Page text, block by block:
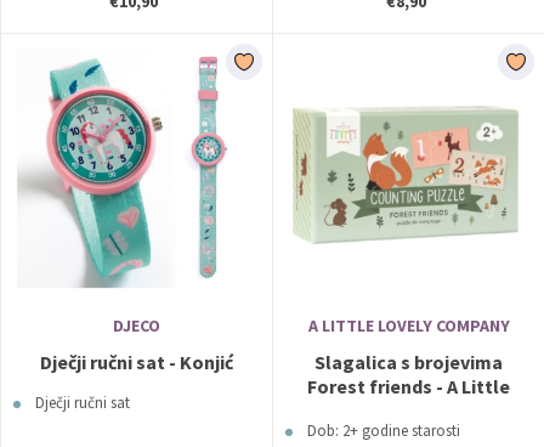
DJECO
Dječji ručni sat - Konjić
Dječji ručni sat
A LITTLE LOVELY COMPANY
Slagalica s brojevima
Forest friends - A Little
Dob: 2+ godine starosti